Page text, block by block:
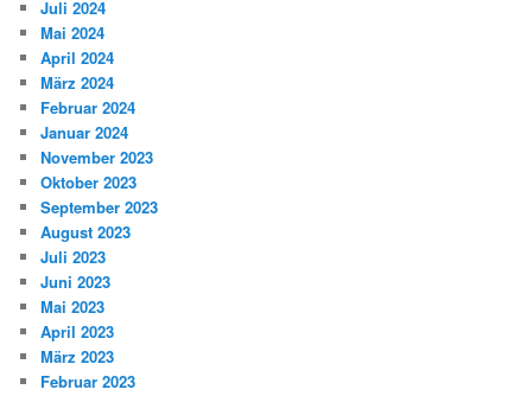
Juli 2024
Mai 2024
April 2024
März 2024
Februar 2024
Januar 2024
November 2023
Oktober 2023
September 2023
August 2023
Juli 2023
Juni 2023
Mai 2023
April 2023
März 2023
Februar 2023